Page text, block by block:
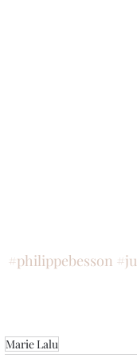
#philippebesson
Marie Lalu